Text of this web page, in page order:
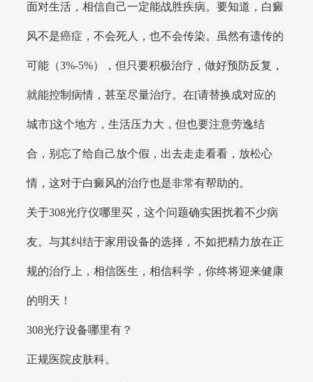
面对生活，相信自己一定能战胜疾病。要知道，白癜
风不是癌症，不会死人，也不会传染。虽然有遗传的
可能（3%-5%），但只要积极治疗，做好预防反复，
就能控制病情，甚至尽量治疗。在[请替换成对应的
城市]这个地方，生活压力大，但也要注意劳逸结
合，别忘了给自己放个假，出去走走看看，放松心
情，这对于白癜风的治疗也是非常有帮助的。
关于308光疗仪哪里买，这个问题确实困扰着不少病
友。与其纠结于家用设备的选择，不如把精力放在正
规的治疗上，相信医生，相信科学，你终将迎来健康
的明天！
308光疗设备哪里有？
正规医院皮肤科。